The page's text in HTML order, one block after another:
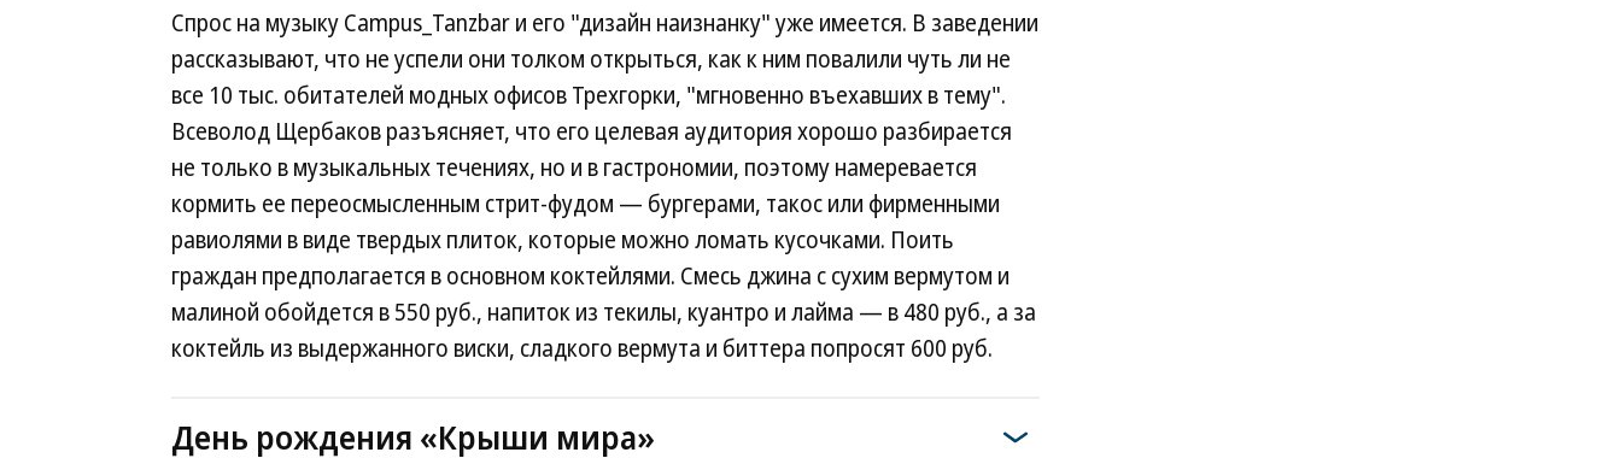
Спрос на музыку Campus_Tanzbar и его "дизайн наизнанку" уже имеется. В заведении
рассказывают, что не успели они толком открыться, как к ним повалили чуть ли не
все 10 тыс. обитателей модных офисов Трехгорки, "мгновенно въехавших в тему".
Всеволод Щербаков разъясняет, что его целевая аудитория хорошо разбирается
не только в музыкальных течениях, но и в гастрономии, поэтому намеревается
кормить ее переосмысленным стрит-фудом — бургерами, такос или фирменными
равиолями в виде твердых плиток, которые можно ломать кусочками. Поить
граждан предполагается в основном коктейлями. Смесь джина с сухим вермутом и
малиной обойдется в 550 руб., напиток из текилы, куантро и лайма — в 480 руб., а за
коктейль из выдержанного виски, сладкого вермута и биттера попросят 600 руб.
День рождения «Крыши мира»